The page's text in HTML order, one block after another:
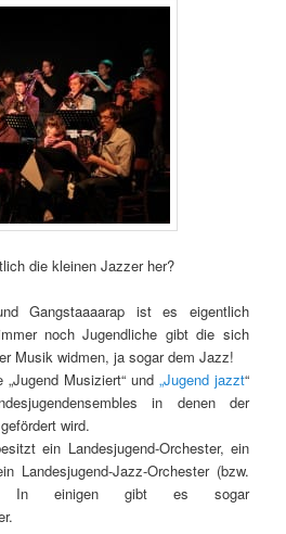
die kleinen Jazzer her?
Gangstaaaarap ist es eigentlich
noch Jugendliche gibt die sich
Musik widmen, ja sogar dem Jazz!
Musiziert“ und „Jugend jazzt“
in denen der
wird.
ein Landesjugend-Orchester, ein
Landesjugend-Jazz-Orchester (bzw.
In einigen gibt es sogar